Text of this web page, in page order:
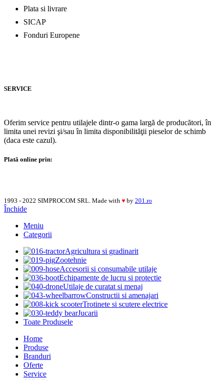
Plata si livrare
SICAP
Fonduri Europene
SERVICE
Oferim service pentru utilajele dintr-o gama largă de producători, în
limita unei revizi şi/sau în limita disponibilităţii pieselor de schimb
(daca este cazul).
Plată online prin:
1993 - 2022 SIMPROCOM SRL. Made with ♥ by 201.ro
Închide
Meniu
Categorii
Agricultura si gradinarit
Zootehnie
Accesorii si consumabile utilaje
Echipamente de lucru si protectie
Utilaje de curatat si menaj
Constructii si amenajari
Trotinete si scutere electrice
Jucarii
Toate Produsele
Home
Produse
Branduri
Oferte
Service